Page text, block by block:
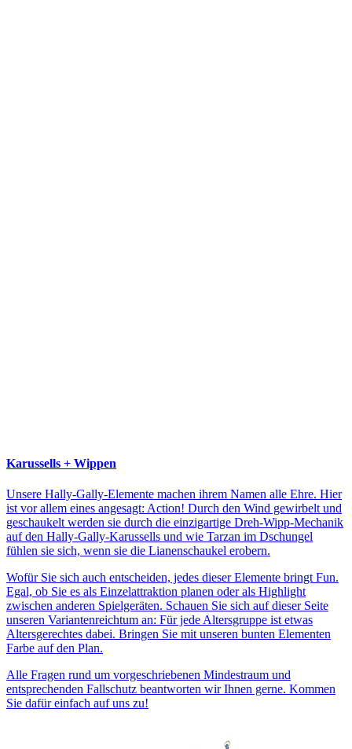
Karussells + Wippen
Unsere Hally-Gally-Elemente machen ihrem Namen alle Ehre. Hier
ist vor allem eines angesagt: Action! Durch den Wind gewirbelt und
geschaukelt werden sie durch die einzigartige Dreh-Wipp-Mechanik
auf den Hally-Gally-Karussells und wie Tarzan im Dschungel
fühlen sie sich, wenn sie die Lianenschaukel erobern.
Wofür Sie sich auch entscheiden, jedes dieser Elemente bringt Fun.
Egal, ob Sie es als Einzelattraktion planen oder als Highlight
zwischen anderen Spielgeräten. Schauen Sie sich auf dieser Seite
unseren Variantenreichtum an: Für jede Altersgruppe ist etwas
Altersgerechtes dabei. Bringen Sie mit unseren bunten Elementen
Farbe auf den Plan.
Alle Fragen rund um vorgeschriebenen Mindestraum und
entsprechenden Fallschutz beantworten wir Ihnen gerne. Kommen
Sie dafür einfach auf uns zu!